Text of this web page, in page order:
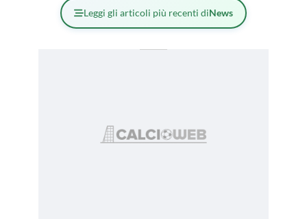
Leggi gli articoli più recenti diNews